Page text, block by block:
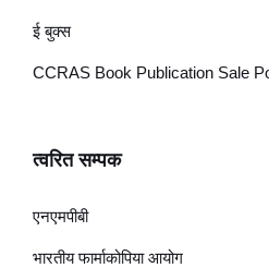
ई बुक्स
CCRAS Book Publication Sale
त्वरित सम्पक
एनएमपीबी
भारतीय फार्माकोपिया आयोग